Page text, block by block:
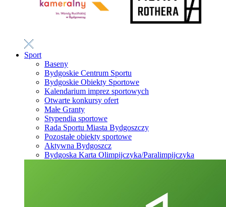
Sport
Baseny
Bydgoskie Centrum Sportu
Bydgoskie Obiekty Sportowe
Kalendarium imprez sportowych
Otwarte konkursy ofert
Małe Granty
Stypendia sportowe
Rada Sportu Miasta Bydgoszczy
Pozostałe obiekty sportowe
Aktywna Bydgoszcz
Bydgoska Karta Olimpijczyka/Paralimpijczyka